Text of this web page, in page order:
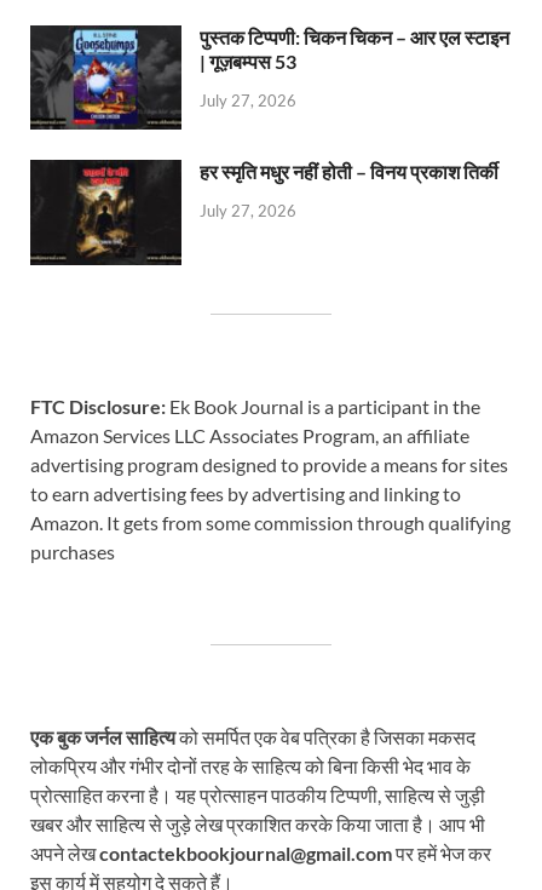
पुस्तक टिप्पणी: चिकन चिकन – आर एल स्टाइन
| गूज़बम्पस 53
July 27, 2026
हर स्मृति मधुर नहीं होती – विनय प्रकाश तिर्की
July 27, 2026
FTC Disclosure: Ek Book Journal is a participant in the
Amazon Services LLC Associates Program, an affiliate
advertising program designed to provide a means for sites
to earn advertising fees by advertising and linking to
Amazon. It gets from some commission through qualifying
purchases
एक बुक जर्नल साहित्यको समर्पित एक वेब पत्रिका है जिसका मकसद
लोकप्रिय और गंभीर दोनों तरह के साहित्य को बिना किसी भेद भाव के
प्रोत्साहित करना है। यह प्रोत्साहन पाठकीय टिप्पणी, साहित्य से जुड़ी
खबर और साहित्य से जुड़े लेख प्रकाशित करके किया जाता है। आप भी
अपने लेखcontactekbookjournal@gmail.comपर हमें भेज कर
इस कार्य में सहयोग दे सकते हैं।